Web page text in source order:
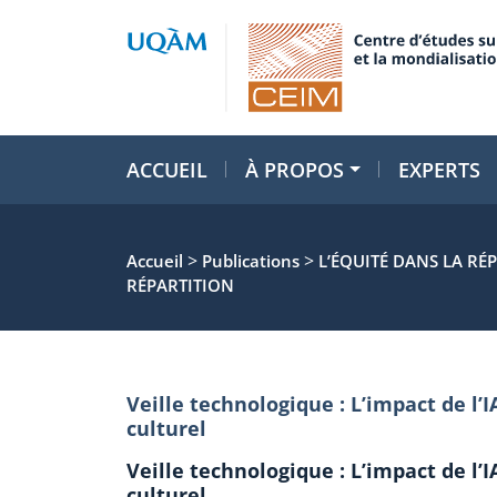
ACCUEIL À PROPOS EXPERTS
Accueil > Publications > L’ÉQUITÉ DANS LA
RÉPARTITION
Veille technologique : L’impact de
culturel
Veille technologique : L’impact de